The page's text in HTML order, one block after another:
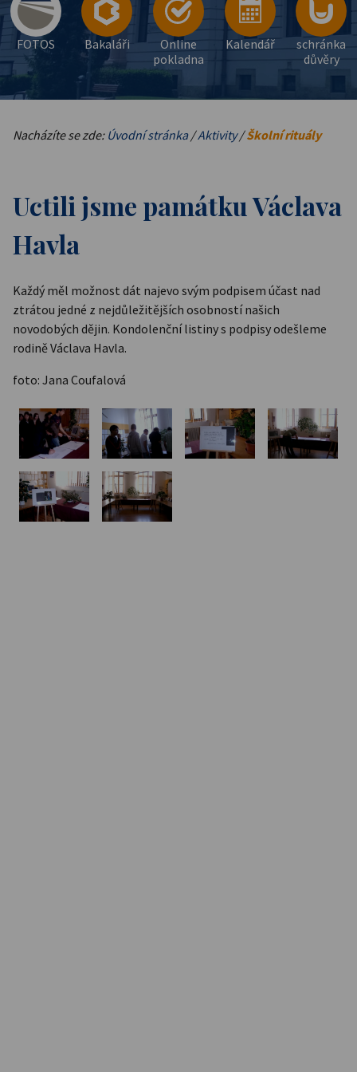
FOTOS Bakaláři
Online
pokladna
Kalendář
schránka
důvěry
Nacházíte se zde: Úvodní stránka/Aktivity/Školní rituály
Uctili jsme památku Václava
Havla
Každý měl možnost dát najevo svým podpisem účast nad
ztrátou jedné z nejdůležitějších osobností našich
novodobých dějin. Kondolenční listiny s podpisy odešleme
rodině Václava Havla.
foto: Jana Coufalová